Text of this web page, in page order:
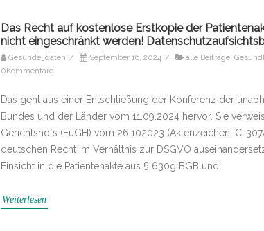
Das Recht auf kostenlose Erstkopie der
nicht eingeschränkt werden!
Gesunde_daten / September 16, 2024 / alle Beiträge,
0Kommentare
Das geht aus einer Entschließung der Konferenz der
Bundes und der Länder vom 11.09.2024 hervor. Sie
Gerichtshofs (EuGH) vom 26.102023 (Aktenzeichen: C-
deutschen Recht im Verhältnis zur DSGVO
Einsicht in die Patientenakte aus § 630g BGB und
Weiterlesen